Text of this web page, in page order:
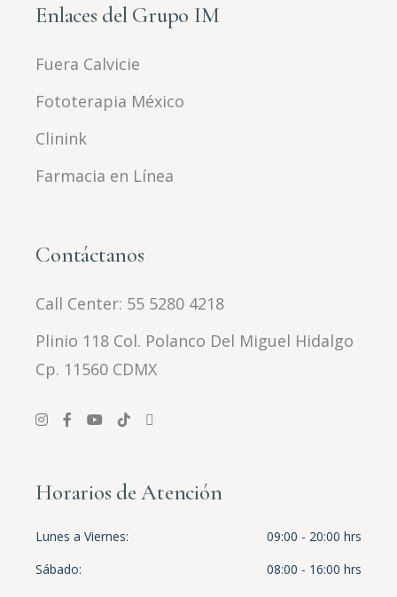
Enlaces del Grupo IM
Fuera Calvicie
Fototerapia México
Clinink
Farmacia en Línea
Contáctanos
Call Center: 55 5280 4218
Plinio 118 Col. Polanco Del Miguel Hidalgo
Cp. 11560 CDMX
Horarios de Atención
Lunes a Viernes
09:00 - 20:00 hrs
Sábado
08:00 - 16:00 hrs